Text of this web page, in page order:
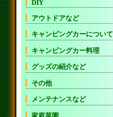
DIY
アウトドアなど
キャンピングカーについて
キャンピングカー料理
グッズの紹介など
その他
メンテナンスなど
家庭菜園